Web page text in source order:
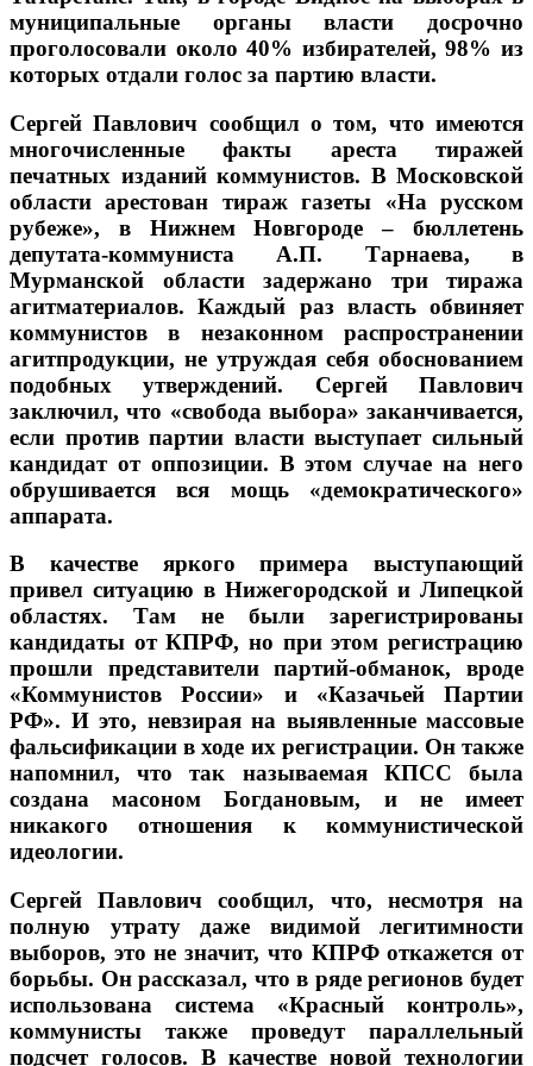
муниципальные органы власти досрочно
проголосовали около 40% избирателей, 98% из
которых отдали голос за партию власти.
Сергей Павлович сообщил о том, что имеются
многочисленные факты ареста тиражей
печатных изданий коммунистов. В Московской
области арестован тираж газеты «На русском
рубеже», в Нижнем Новгороде – бюллетень
депутата-коммуниста А.П. Тарнаева, в
Мурманской области задержано три тиража
агитматериалов. Каждый раз власть обвиняет
коммунистов в незаконном распространении
агитпродукции, не утруждая себя обоснованием
подобных утверждений. Сергей Павлович
заключил, что «свобода выбора» заканчивается,
если против партии власти выступает сильный
кандидат от оппозиции. В этом случае на него
обрушивается вся мощь «демократического»
аппарата.
В качестве яркого примера выступающий
привел ситуацию в Нижегородской и Липецкой
областях. Там не были зарегистрированы
кандидаты от КПРФ, но при этом регистрацию
прошли представители партий-обманок, вроде
«Коммунистов России» и «Казачьей Партии
РФ». И это, невзирая на выявленные массовые
фальсификации в ходе их регистрации. Он также
напомнил, что так называемая КПСС была
создана масоном Богдановым, и не имеет
никакого отношения к коммунистической
идеологии.
Сергей Павлович сообщил, что, несмотря на
полную утрату даже видимой легитимности
выборов, это не значит, что КПРФ откажется от
борьбы. Он рассказал, что в ряде регионов будет
использована система «Красный контроль»,
коммунисты также проведут параллельный
подсчет голосов. В качестве новой технологии